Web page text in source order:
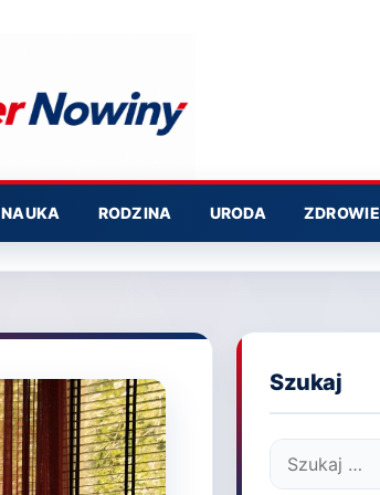
NAUKA RODZINA URODA ZDROWIE
Szukaj
Szukaj: